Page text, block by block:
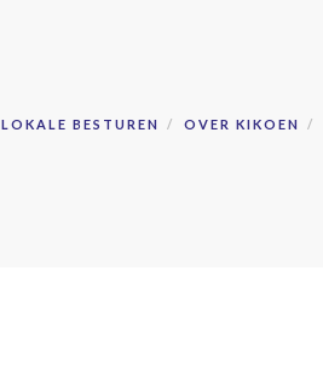
LOKALE BESTUREN OVER KIKOEN